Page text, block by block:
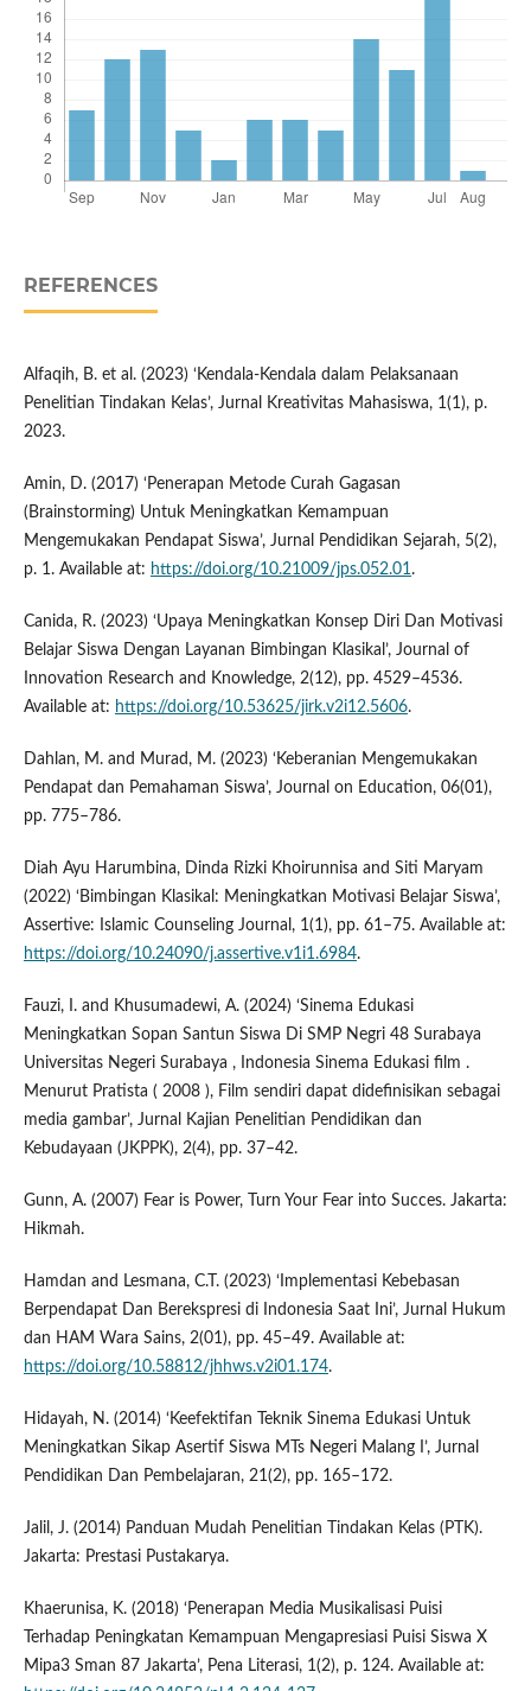
REFERENCES
Alfaqih, B. et al. (2023) ‘Kendala-Kendala dalam Pelaksanaan
Penelitian Tindakan Kelas’, Jurnal Kreativitas Mahasiswa, 1(1), p.
2023.
Amin, D. (2017) ‘Penerapan Metode Curah Gagasan
(Brainstorming) Untuk Meningkatkan Kemampuan
Mengemukakan Pendapat Siswa’, Jurnal Pendidikan Sejarah, 5(2),
p. 1. Available at: https://doi.org/10.21009/jps.052.01.
Canida, R. (2023) ‘Upaya Meningkatkan Konsep Diri Dan Motivasi
Belajar Siswa Dengan Layanan Bimbingan Klasikal’, Journal of
Innovation Research and Knowledge, 2(12), pp. 4529–4536.
Available at: https://doi.org/10.53625/jirk.v2i12.5606.
Dahlan, M. and Murad, M. (2023) ‘Keberanian Mengemukakan
Pendapat dan Pemahaman Siswa’, Journal on Education, 06(01),
pp. 775–786.
Diah Ayu Harumbina, Dinda Rizki Khoirunnisa and Siti Maryam
(2022) ‘Bimbingan Klasikal: Meningkatkan Motivasi Belajar Siswa’,
Assertive: Islamic Counseling Journal, 1(1), pp. 61–75. Available at:
https://doi.org/10.24090/j.assertive.v1i1.6984.
Fauzi, I. and Khusumadewi, A. (2024) ‘Sinema Edukasi
Meningkatkan Sopan Santun Siswa Di SMP Negri 48 Surabaya
Universitas Negeri Surabaya , Indonesia Sinema Edukasi film .
Menurut Pratista ( 2008 ), Film sendiri dapat didefinisikan sebagai
media gambar’, Jurnal Kajian Penelitian Pendidikan dan
Kebudayaan (JKPPK), 2(4), pp. 37–42.
Gunn, A. (2007) Fear is Power, Turn Your Fear into Succes. Jakarta:
Hikmah.
Hamdan and Lesmana, C.T. (2023) ‘Implementasi Kebebasan
Berpendapat Dan Berekspresi di Indonesia Saat Ini’, Jurnal Hukum
dan HAM Wara Sains, 2(01), pp. 45–49. Available at:
https://doi.org/10.58812/jhhws.v2i01.174.
Hidayah, N. (2014) ‘Keefektifan Teknik Sinema Edukasi Untuk
Meningkatkan Sikap Asertif Siswa MTs Negeri Malang I’, Jurnal
Pendidikan Dan Pembelajaran, 21(2), pp. 165–172.
Jalil, J. (2014) Panduan Mudah Penelitian Tindakan Kelas (PTK).
Jakarta: Prestasi Pustakarya.
Khaerunisa, K. (2018) ‘Penerapan Media Musikalisasi Puisi
Terhadap Peningkatan Kemampuan Mengapresiasi Puisi Siswa X
Mipa3 Sman 87 Jakarta’, Pena Literasi, 1(2), p. 124. Available at: